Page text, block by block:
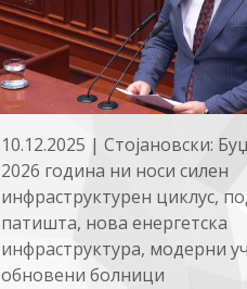
10.12.2025 | Стојановски:
2026 година ни носи силен
инфраструктурен циклус,
патишта, нова енергетска
инфраструктура, модерни
обновени болници